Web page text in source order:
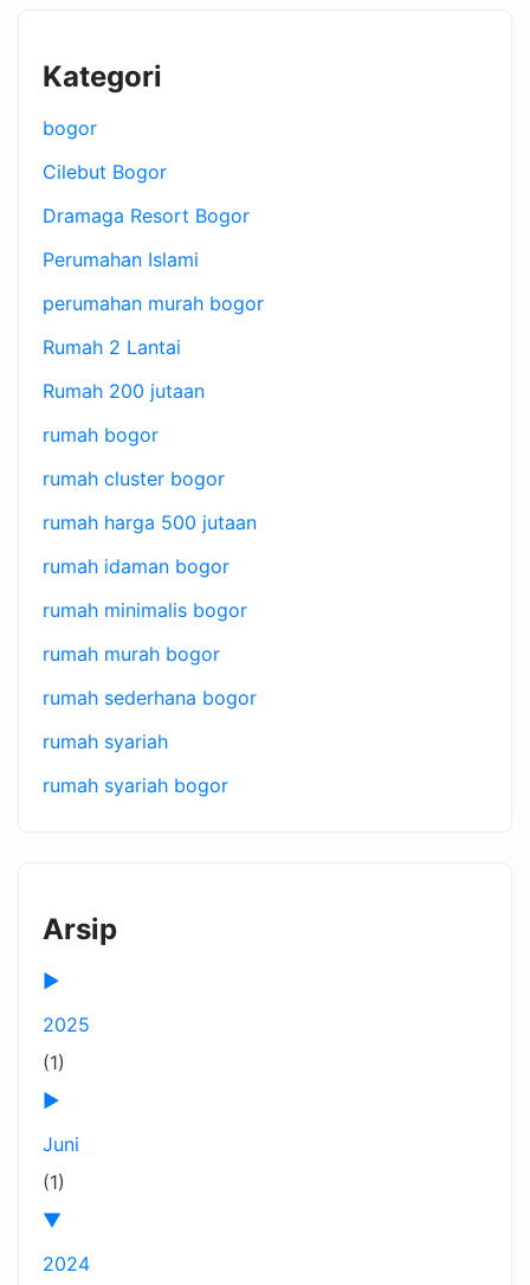
Kategori
bogor
Cilebut Bogor
Dramaga Resort Bogor
Perumahan Islami
perumahan murah bogor
Rumah 2 Lantai
Rumah 200 jutaan
rumah bogor
rumah cluster bogor
rumah harga 500 jutaan
rumah idaman bogor
rumah minimalis bogor
rumah murah bogor
rumah sederhana bogor
rumah syariah
rumah syariah bogor
Arsip
►
2025
(1)
►
Juni
(1)
▼
2024